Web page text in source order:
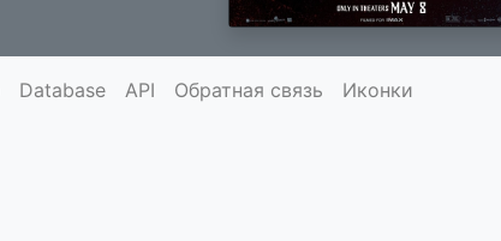
Database API Обратная связь Иконки